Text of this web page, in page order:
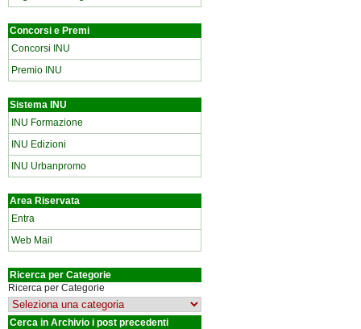
Concorsi e Premi
Concorsi INU
Premio INU
Sistema INU
INU Formazione
INU Edizioni
INU Urbanpromo
Area Riservata
Entra
Web Mail
Ricerca per Categorie
Ricerca per Categorie
Cerca in Archivio i post precedenti